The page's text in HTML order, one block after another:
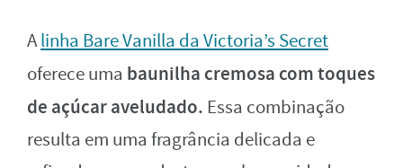
Alinha Bare Vanilla da Victoria’s Secret
oferece uma baunilha cremosa com toques
de açúcar aveludado. Essa combinação
resulta em uma fragrância delicada e